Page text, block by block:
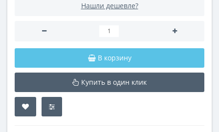
Нашли дешевле?
В корзину
Купить в один клик